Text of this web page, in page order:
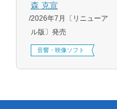
森 克宣
2026年7月〔リニューア
ル版〕発売
音響・映像ソフト